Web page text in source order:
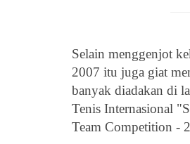
Selain menggenjot
2007 itu juga giat
banyak diadakan di
Tenis Internasional
Team Competition -